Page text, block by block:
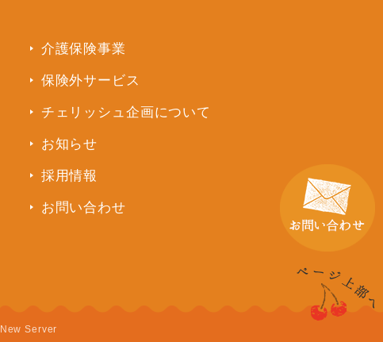
介護保険事業
保険外サービス
チェリッシュ企画について
お知らせ
採用情報
お問い合わせ
New Server